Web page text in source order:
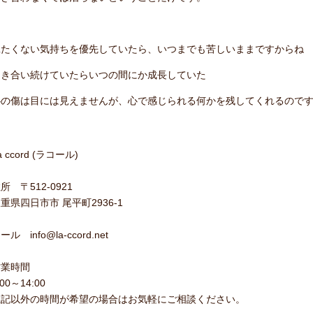
たくない気持ちを優先していたら、いつまでも苦しいままですからね
合い続けていたらいつの間にか成長していた
傷は目には見えませんが、心で感じられる何かを残してくれるので
ccord (ラコール)
〒512-0921
県四日市市 尾平町2936-1
ール info@la-ccord.net
時間
～14:00
記以外の時間が希望の場合はお気軽にご相談ください。